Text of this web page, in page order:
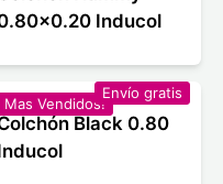
Inducol
Mas Vendidos!
Envío gratis
Black 0.80